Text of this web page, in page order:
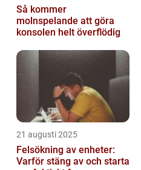
Så kommer
molnspelande att göra
konsolen helt överflödig
21 augusti 2025
Felsökning av enheter:
Varför stäng av och starta